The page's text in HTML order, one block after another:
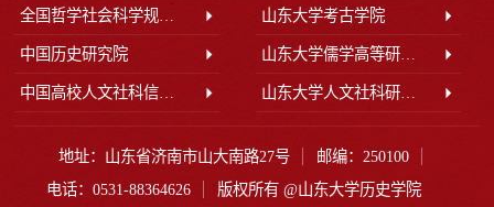
全国哲学社会科学规划办公室 山东大学考古学院
中国历史研究院 山东大学儒学高等研究院
中国高校人文社科信息网 山东大学人文社科研究院
地址：山东省济南市山大南路27号
邮编：250100
电话：0531-88364626
版权所有 @山东大学历史学院